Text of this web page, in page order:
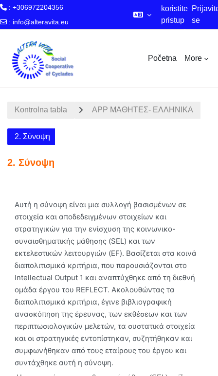
: +306972204356
: info@alteravita.eu
koristite
pristup
za goste
se
Početna More
Kontrolna tabla APP MΑΘΗΤΕΣ- ΕΛΛΗΝΙΚΑ
2. Σύνοψη
2. Σύνοψη
Αυτή η σύνοψη είναι μια συλλογή βασισμένων σε
στοιχεία και αποδεδειγμένων στοιχείων και
στρατηγικών για την ενίσχυση της κοινωνικο-
συναισθηματικής μάθησης (SEL) και των
εκτελεστικών λειτουργιών (EF). Βασίζεται στα κοινά
διαπολιτισμικά κριτήρια, που παρουσιάζονται στο
Intellectual Output 1 και αναπτύχθηκε από τη διεθνή
ομάδα έργου του REFLECT. Ακολουθώντας τα
διαπολιτισμικά κριτήρια, έγινε βιβλιογραφική
ανασκόπηση της έρευνας, των εκθέσεων και των
περιπτωσιολογικών μελετών, τα συστατικά στοιχεία
και οι στρατηγικές εντοπίστηκαν, συζητήθηκαν και
συμφωνήθηκαν από τους εταίρους του έργου και
συντάχθηκε αυτή η σύνοψη.